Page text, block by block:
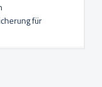
für